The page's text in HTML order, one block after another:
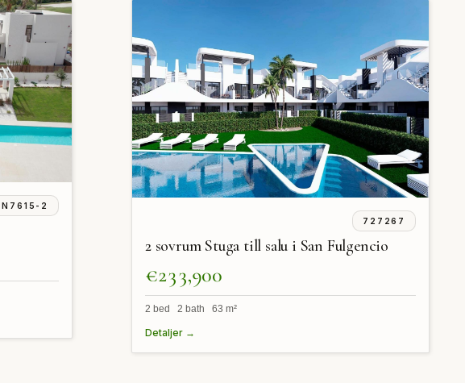
N7615-2
727267
2 sovrum Stuga till salu i San Fulgencio
€233,900
2 bed 2 bath 63 m²
Detaljer →